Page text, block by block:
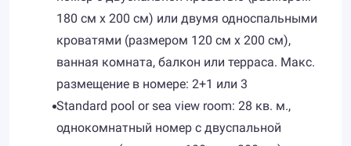
180 см х 200 см) или двумя односпальными
кроватями (размером 120 см х 200 см),
ванная комната, балкон или терраса. Макс.
размещение в номере: 2+1 или 3
Standard pool or sea view room: 28 кв. м.,
однокомнатный номер с двуспальной